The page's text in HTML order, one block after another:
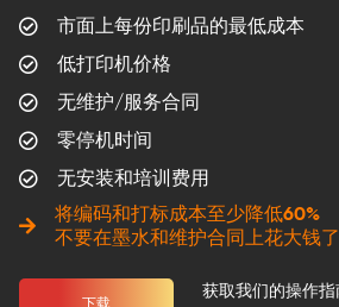
市面上每份印刷品的最低成本
低打印机价格
无维护/服务合同
零停机时间
无安装和培训费用
将编码和打标成本至少降低60%
不要在墨水和维护合同上花大钱了
下载
获取我们的操作